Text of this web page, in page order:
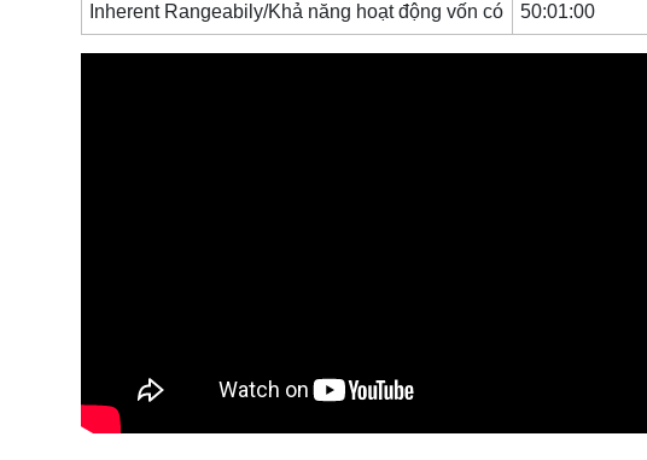
Inherent Rangeabily/Khả năng hoạt động vốn có 50:01:00